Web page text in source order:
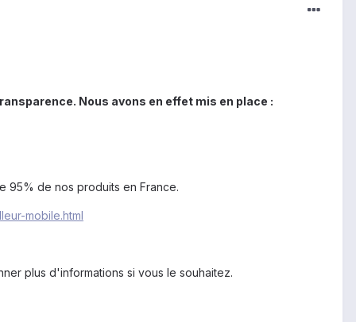
Nous avons en effet mis en place :
95% de nos produits en France.
mobile.html
plus d'informations si vous le souhaitez.